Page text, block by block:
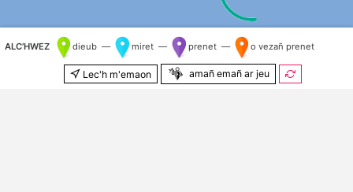
ALC’HWEZ dieub — miret — prenet — o vezañ prenet
Lec'h m'emaon amañ emañ ar jeu